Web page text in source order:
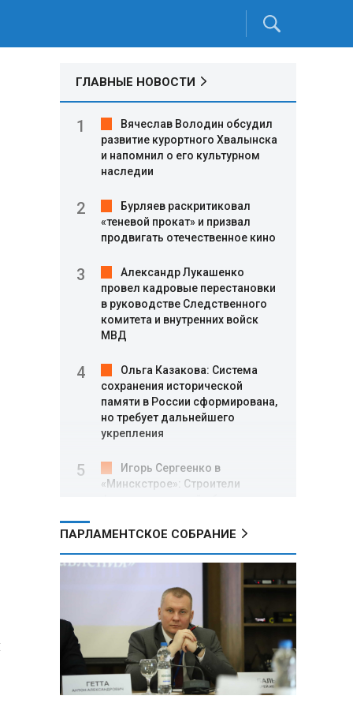
ГЛАВНЫЕ НОВОСТИ
Вячеслав Володин обсудил
развитие курортного Хвалынска
и напомнил о его культурном
наследии
Бурляев раскритиковал
«теневой прокат» и призвал
продвигать отечественное кино
Александр Лукашенко
провел кадровые перестановки
в руководстве Следственного
комитета и внутренних войск
МВД
Ольга Казакова: Система
сохранения исторической
памяти в России сформирована,
но требует дальнейшего
укрепления
Игорь Сергеенко в
«Минскстрое»: Строители
в улучшении охраны труда
МИД РФ: Поездка
Зеленского в США не принесла
ожидаемых результатов
Белорусские школьники
собрали первые «космические»
томаты из семян, побывавших
на орбите
ПАРЛАМЕНТСКОЕ СОБРАНИЕ